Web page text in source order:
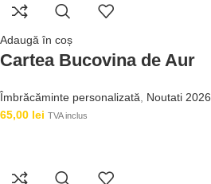
Adaugă în coș
Cartea Bucovina de Aur
Îmbrăcăminte personalizată
Noutati 2026
65,00 lei TVA inclus